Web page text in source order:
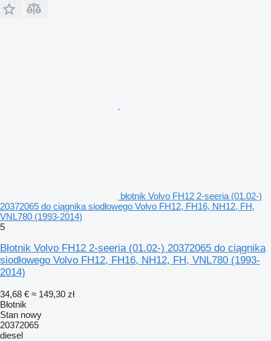
błotnik Volvo FH12 2-seeria (01.02-)
20372065 do ciągnika siodłowego Volvo FH12, FH16, NH12, FH,
VNL780 (1993-2014)
5
Błotnik Volvo FH12 2-seeria (01.02-) 20372065 do ciągnika
siodłowego Volvo FH12, FH16, NH12, FH, VNL780 (1993-
2014)
34,68 € ≈ 149,30 zł
Błotnik
Stan nowy
20372065
diesel